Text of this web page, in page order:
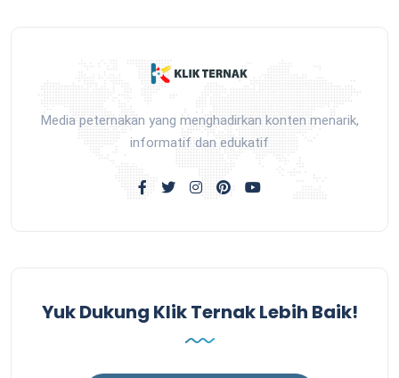
Media peternakan yang menghadirkan konten menarik,
informatif dan edukatif
Yuk Dukung Klik Ternak Lebih Baik!